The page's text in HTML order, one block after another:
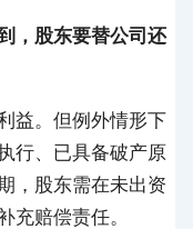
，股东要替公司还
益。但例外情形下
行、已具备破产原
，股东需在未出资
充赔偿责任。